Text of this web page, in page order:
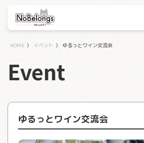
HOME 〉 イベント 〉 ゆるっとワイン交流会
Event
ゆるっとワイン交流会